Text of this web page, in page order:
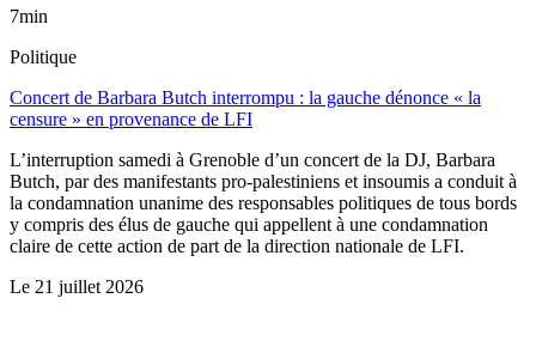
7min
Politique
Concert de Barbara Butch interrompu : la gauche dénonce « la
censure » en provenance de LFI
L’interruption samedi à Grenoble d’un concert de la DJ, Barbara
Butch, par des manifestants pro-palestiniens et insoumis a conduit à
la condamnation unanime des responsables politiques de tous bords
y compris des élus de gauche qui appellent à une condamnation
claire de cette action de part de la direction nationale de LFI.
Le 21 juillet 2026